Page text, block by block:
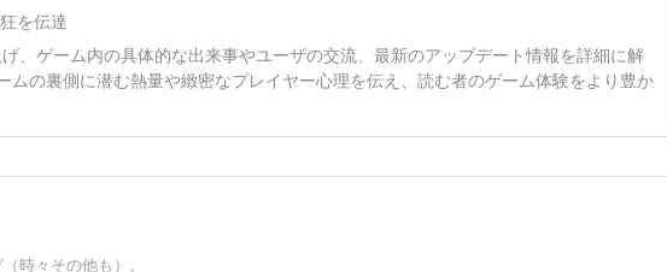
を伝達
、ゲーム内の具体的な出来事やユーザの交流、最新のアップデート情報を詳細に解
ムの裏側に潜む熱量や緻密なプレイヤー心理を伝え、読む者のゲーム体験をより豊か
時々その他も）。